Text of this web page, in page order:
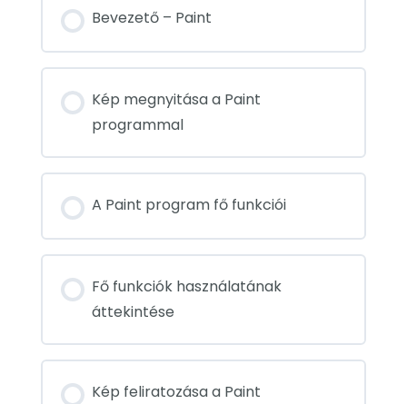
Bevezető – Paint
Kép megnyitása a Paint
programmal
A Paint program fő funkciói
Fő funkciók használatának
áttekintése
Kép feliratozása a Paint